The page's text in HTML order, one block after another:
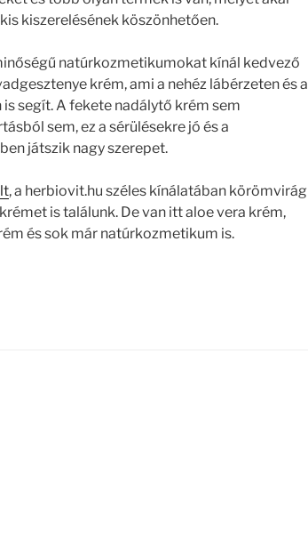
kiszerelésének köszönhetően.
natúrkozmetikumokat kínál kedvező
krém, ami a nehéz lábérzeten és a
segít. A fekete nadálytő krém sem
sem, ez a sérülésekre jó és a
játszik nagy szerepet.
, a herbiovit.hu széles kínálatában körömvirág
is találunk. De van itt aloe vera krém,
és sok már natúrkozmetikum is.